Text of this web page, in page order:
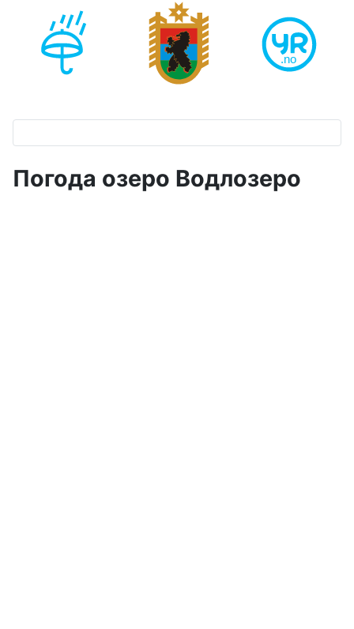
Погода озеро Водлозеро